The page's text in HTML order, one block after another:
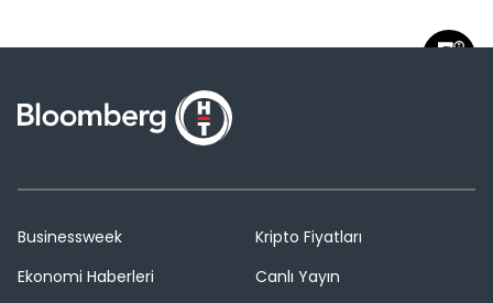
Businessweek
Ekonomi Haberleri
Kripto Fiyatları
Canlı Yayın